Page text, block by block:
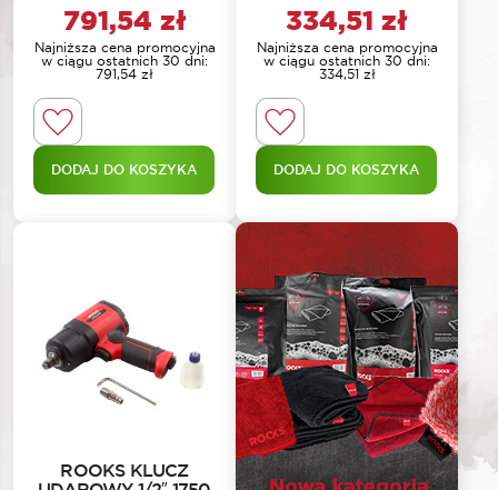
791,54 zł
Najniższa cena promocyjna
w ciągu ostatnich 30 dni:
791,54 zł
DODAJ DO KOSZYKA
334,51 zł
Najniższa cena promocyjna
w ciągu ostatnich 30 dni:
334,51 zł
DODAJ DO KOSZYKA
ROOKS KLUCZ